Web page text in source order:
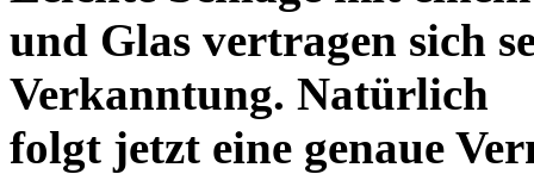
und Glas vertragen sich
Verkanntung. Natürlich
folgt jetzt eine genaue